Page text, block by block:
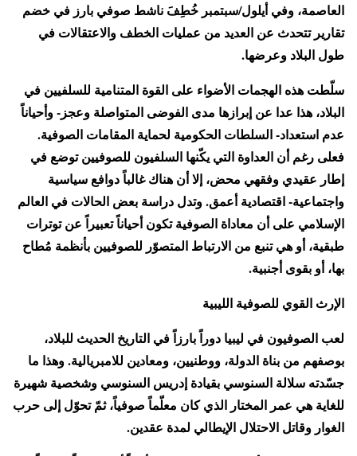
العاصمة، وفي أيلول/سبتمبر خُطِفَ ناشط صوفي بارز في خضم
تقارير تتحدث عن العديد من عمليات الخطف والاعتقالات في
طول البلاد وعرضها.
سلّطت هذه الهجمات الأضواء على القوة المتنامية للسلفيين في
البلاد، هذا عدا عن إبرازها مدى الفوضى المتواصلة وعجز- وأحياناً
عدم استعداد- السلطات الحكومية لحماية المقامات الصوفية.
فعلى رغم أن العداوة التي يكّنها السلفيون للصوفيين توضع في
إطار عقيدي وفقهي محض، إلا أن هناك غالباً دوافع سياسية
واجتماعية- اقتصادية أعمق. وتدل دراسة بعض الحالات في العالم
الإسلامي على أن معاداة الصوفية تكون أحياناً تعبيراً عن توترات
طبقية، أو هي تنبع من الارتباط المتصوّر للصوفيين بأنظمة مُطاح
بها، أو بقوى أجنبية.
الإرث القوي للصوفية الليبية
لعب الصوفيون في ليبيا دوراً بارزاً في التاريخ الحديث للبلاد،
بوصفهم من بناة الدولة، ووطنيين، ومعادين للامبريالية. وهذا ما
جسّدته سلالة السنوسي بقيادة إدريس السنوسي وشخصية شهيرة
للغاية هي عمر المختار الذي كان معلّماً صوفياً، ثمّ تحوّل إلى حرب
الغوار وقاتل الاحتلال الإيطالي لمدة عقدين.